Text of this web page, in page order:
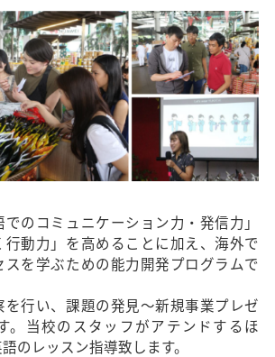
のコミュニケーション力・発信力」
行動力」を高めることに加え、海外で
スを学ぶための能力開発プログラムで
を行い、課題の発見～新規事業プレゼ
。当校のスタッフがアテンドするほ
のレッスン指導致します。